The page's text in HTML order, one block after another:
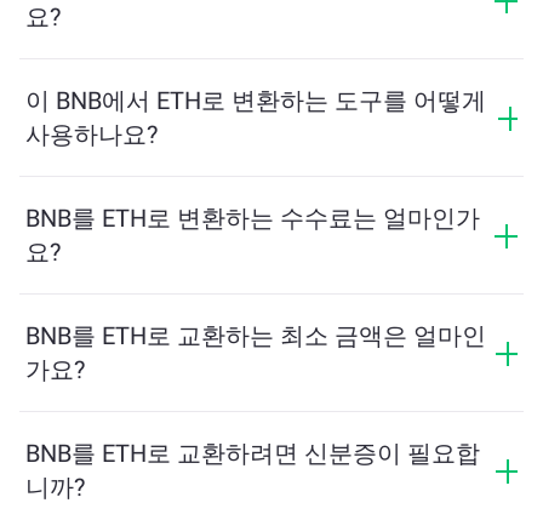
요?
줍니다. 이 환율은 시장 상황, 수요와 공급, 그리고 유동성
에 따라 변동합니다.
이 BNB에서 ETH로 변환하는 도구를 어떻게
사용하나요?
수량을 계산해줍니다. 그런 다음, 안내에 따라 거래를 완
료하세요.
BNB를 ETH로 변환하는 수수료는 얼마인가
요?
라집니다. ChangeNOW는 숨겨진 수수료 없이 경쟁력 있
는 요금을 제공하며, 최종 금액은 거래를 확인하기 전에
표시됩니다.
BNB를 ETH로 교환하는 최소 금액은 얼마인
가요?
다. 플랫폼은 원활한 거래를 보장하기 위해 필요한 최소
금액을 자동으로 계산합니다. 그러나 대부분의 경우, 최
소 금액은 2달러 상당입니다.
BNB를 ETH로 교환하려면 신분증이 필요합
니까?